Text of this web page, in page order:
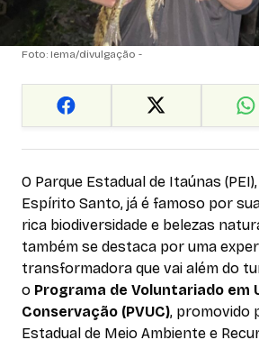
Foto: Iema/divulgação -
O Parque Estadual de Itaúnas
Espírito Santo, já é famoso por
rica biodiversidade e belezas
também se destaca por uma
transformadora que vai além do
o Programa de Voluntariado em
Conservação (PVUC), promovido
Estadual de Meio Ambiente e